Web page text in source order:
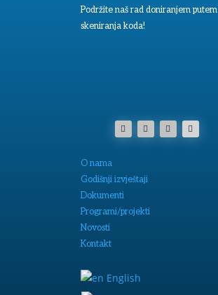
Podržite naš rad doniranjem putem
skeniranja koda!
O nama
Godišnji izvještaji
Dokumenti
Programi/projekti
Novosti
Kontakt
English